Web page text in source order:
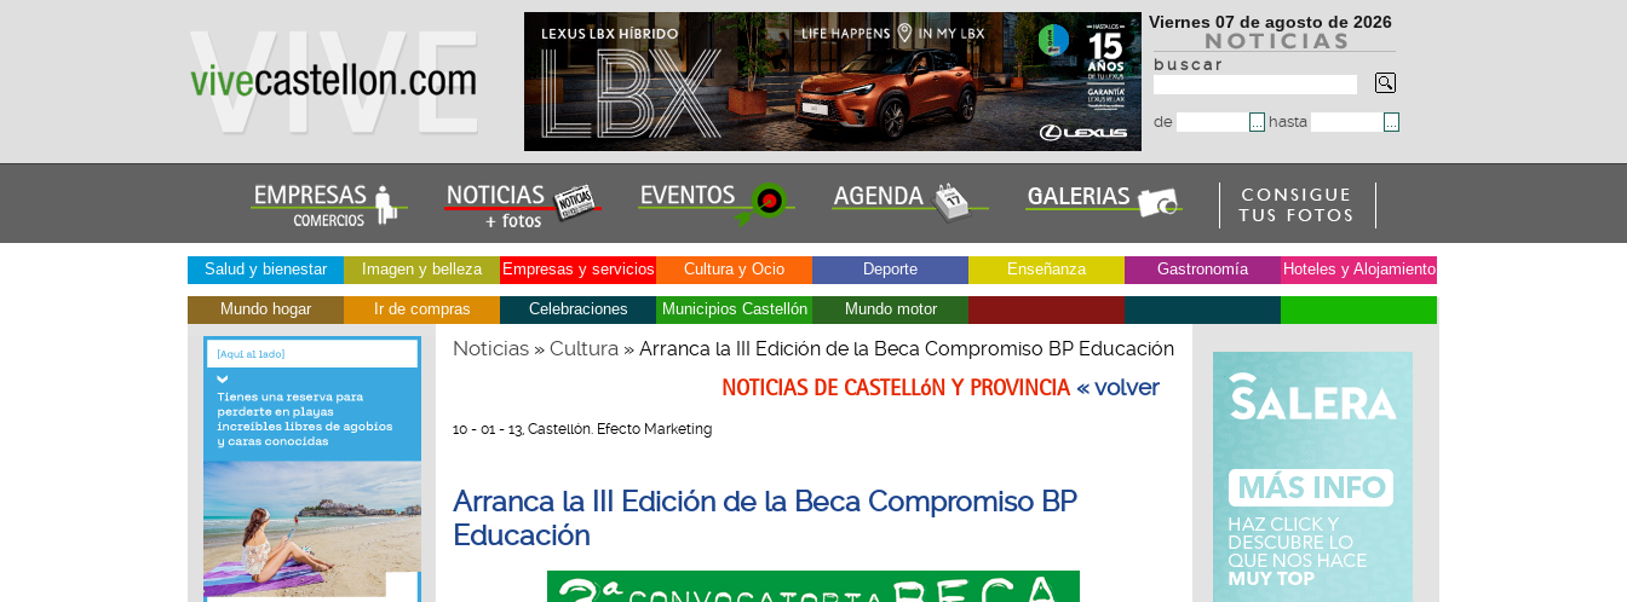
Viernes 07 de agosto de 2026
b u s c a r
de hasta
Salud y bienestar Imagen y belleza Empresas y servicios Cultura y Ocio Deporte Enseñanza Gastronomía Hoteles y Alojamiento
Mundo hogar Ir de compras Celebraciones Municipios Castellón Mundo motor
Noticias» Cultura» Arranca la III Edición de la Beca Compromiso BP Educación
NOTICIAS DE CASTELLóN Y PROVINCIA« volver
10 - 01 - 13, Castellón. Efecto Marketing
Arranca la III Edición de la Beca Compromiso BP
Educación